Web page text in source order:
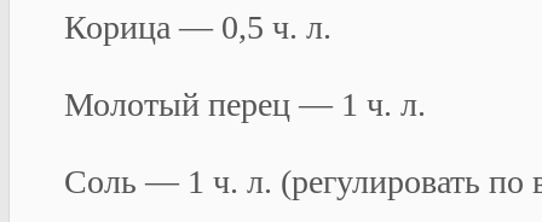
Корица — 0,5 ч. л.
Молотый перец — 1 ч. л.
Соль — 1 ч. л. (регулировать по